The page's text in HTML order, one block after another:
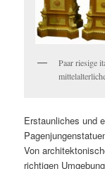
Paar riesige
Erstaunliches und
Von
richtigen